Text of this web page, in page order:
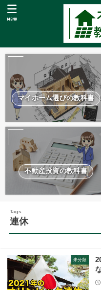
MENU
マイホーム選びの教科書
不動産投資の教科書
連休
未分類